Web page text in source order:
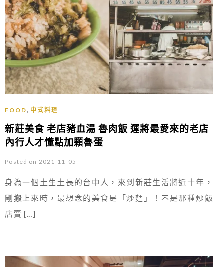
FOOD, 中式料理
新莊美食 老店豬血湯 魯肉飯 運將最愛來的老店
內行人才懂點加顆魯蛋
Posted on 2021-11-05
身為一個土生土長的台中人，來到新莊生活將近十年，
剛搬上來時，最想念的美食是「炒麵」！不是那種炒飯
店賣 […]